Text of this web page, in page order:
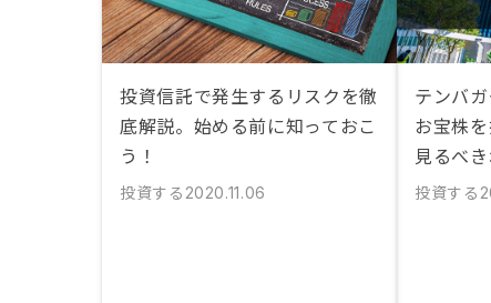
投資信託で発生するリスクを徹
底解説。始める前に知っておこ
う！
投資する 2020.11.06
テンバ
お宝株
見るべ
投資する